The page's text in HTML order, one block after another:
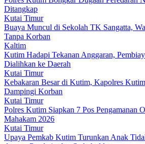
Ditangkap
Kutai Timur
Buaya Muncul di Sekolah TK Sangatta,
Tanpa Korban
Kaltim
Kutim Hadapi Tekanan Anggaran,
Dialihkan ke Daerah
Kutai Timur
Kebakaran Besar di Kutim, Kapolres
Dampingi Korban
Kutai Timur
Polres Kutim Siapkan 7 Pos Pengamanan
Mahakam 2026
Kutai Timur
Upaya Pemkab Kutim Turunkan Anak